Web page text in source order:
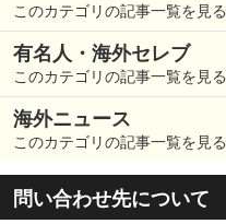
このカテゴリの記事一覧を見る
有名人・海外セレブ
このカテゴリの記事一覧を見る
海外ニュース
このカテゴリの記事一覧を見る
問い合わせ先について